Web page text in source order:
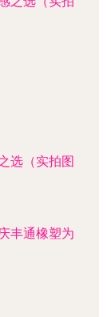
选（实拍图